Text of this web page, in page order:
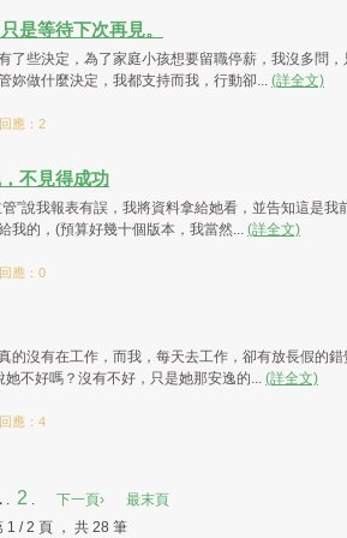
是等待下次再見。
了些決定，為了家庭小孩想要留職停薪，我沒多問，
妳做什麼決定，我都支持而我，行動卻... (詳全文)
應：2
不見得成功
”說我報表有誤，我將資料拿給她看，並告知這是我
我的，(預算好幾十個版本，我當然... (詳全文)
應：0
的沒有在工作，而我，每天去工作，卻有放長假的錯
她不好嗎？沒有不好，只是她那安逸的... (詳全文)
應：4
. 2 . 下一頁›
最末頁
1 / 2 頁 ， 共 28 筆